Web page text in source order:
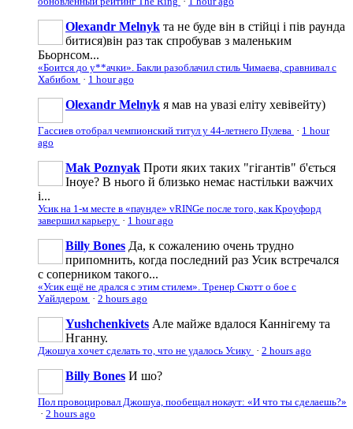
Olexandr Melnyk та не буде він в стійці і пів раунда
битися)він раз так спробував з маленьким
Бьорнсом...
«Боится до у**ачки». Бакли разоблачил стиль Чимаева, сравнивал с
Хабибом · 1 hour ago
Olexandr Melnyk я мав на увазі еліту хевівейту)
Гассиев отобрал чемпионский титул у 44-летнего Пулева · 1 hour
ago
Mak Poznyak Проти яких таких "гігантів" б'ється
Іноуе? В нього й близько немає настільки важчих
і...
Усик на 1-м месте в «паунде» vRINGe после того, как Кроуфорд
завершил карьеру · 1 hour ago
Billy Bones Да, к сожалению очень трудно
припомнить, когда последний раз Усик встречался
с соперником такого...
«Усик ещё не дрался с этим стилем». Тренер Скотт о бое с
Уайлдером · 2 hours ago
Yushchenkivets Але майже вдалося Каннігему та
Нганну.
Джошуа хочет сделать то, что не удалось Усику · 2 hours ago
Billy Bones И шо?
Пол провоцировал Джошуа, пообещал нокаут: «И что ты сделаешь?»
· 2 hours ago